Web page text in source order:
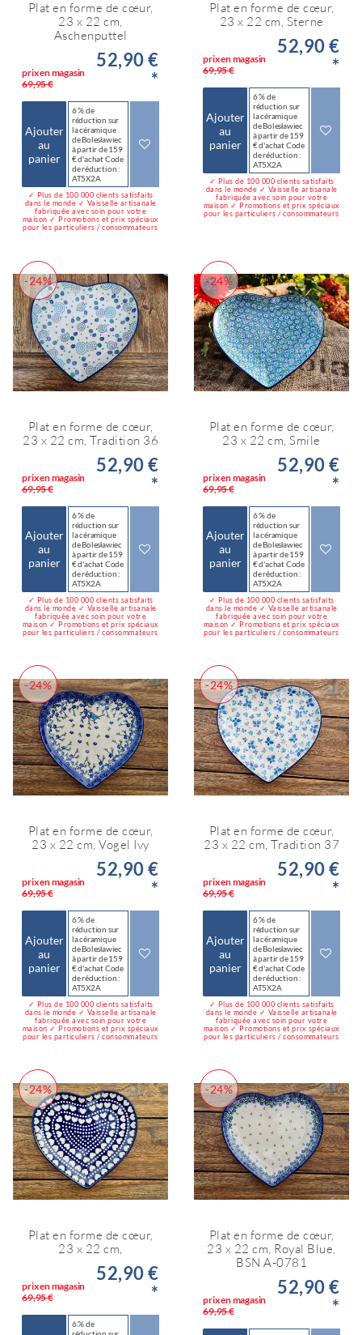
Plat en forme de cœur,
23 x 22 cm,
Aschenputtel
prix en magasin
69,95 €
52,90 €
*
Ajouter
au
panier
6 % de
réduction sur
la céramique
de Bolesławiec
à partir de 159
€ d'achat Code
de réduction :
AT5X2A
✓ Plus de 100 000 clients satisfaits
dans le monde ✓ Vaisselle artisanale
fabriquée avec soin pour votre
maison ✓ Promotions et prix spéciaux
pour les particuliers / consommateurs
Plat en forme de cœur,
23 x 22 cm, Sterne
prix en magasin
69,95 €
52,90 €
*
Ajouter
au
panier
6 % de
réduction sur
la céramique
de Bolesławiec
à partir de 159
€ d'achat Code
de réduction :
AT5X2A
✓ Plus de 100 000 clients satisfaits
dans le monde ✓ Vaisselle artisanale
fabriquée avec soin pour votre
maison ✓ Promotions et prix spéciaux
pour les particuliers / consommateurs
-24%
Plat en forme de cœur,
23 x 22 cm, Tradition 36
prix en magasin
69,95 €
52,90 €
*
Ajouter
au
panier
6 % de
réduction sur
la céramique
de Bolesławiec
à partir de 159
€ d'achat Code
de réduction :
AT5X2A
✓ Plus de 100 000 clients satisfaits
dans le monde ✓ Vaisselle artisanale
fabriquée avec soin pour votre
maison ✓ Promotions et prix spéciaux
pour les particuliers / consommateurs
-24%
Plat en forme de cœur,
23 x 22 cm, Smile
prix en magasin
69,95 €
52,90 €
*
Ajouter
au
panier
6 % de
réduction sur
la céramique
de Bolesławiec
à partir de 159
€ d'achat Code
de réduction :
AT5X2A
✓ Plus de 100 000 clients satisfaits
dans le monde ✓ Vaisselle artisanale
fabriquée avec soin pour votre
maison ✓ Promotions et prix spéciaux
pour les particuliers / consommateurs
-24%
Plat en forme de cœur,
23 x 22 cm, Vogel Ivy
prix en magasin
69,95 €
52,90 €
*
Ajouter
au
panier
6 % de
réduction sur
la céramique
de Bolesławiec
à partir de 159
€ d'achat Code
de réduction :
AT5X2A
✓ Plus de 100 000 clients satisfaits
dans le monde ✓ Vaisselle artisanale
fabriquée avec soin pour votre
maison ✓ Promotions et prix spéciaux
pour les particuliers / consommateurs
-24%
Plat en forme de cœur,
23 x 22 cm, Tradition 37
prix en magasin
69,95 €
52,90 €
*
Ajouter
au
panier
6 % de
réduction sur
la céramique
de Bolesławiec
à partir de 159
€ d'achat Code
de réduction :
AT5X2A
✓ Plus de 100 000 clients satisfaits
dans le monde ✓ Vaisselle artisanale
fabriquée avec soin pour votre
maison ✓ Promotions et prix spéciaux
pour les particuliers / consommateurs
-24%
Plat en forme de cœur,
23 x 22 cm,
prix en magasin
69,95 €
52,90 €
*
6 % de
-24%
Plat en forme de cœur,
23 x 22 cm, Royal Blue,
BSN A-0781
prix en magasin
69,95 €
52,90 €
*